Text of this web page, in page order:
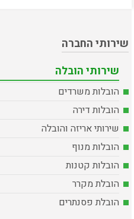
שירותי החברה
שירותי הובלה
הובלות משרדים
הובלות דירה
שירותי אריזה והובלה
הובלות מנוף
הובלות קטנות
הובלת מקרר
הובלת פסנתרים